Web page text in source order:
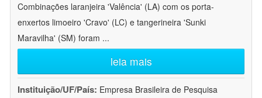
Combinações laranjeira 'Valência' (LA) com os porta-
enxertos limoeiro 'Cravo' (LC) e tangerineira 'Sunki
Maravilha' (SM) foram ...
leia mais
Instituição/UF/País: Empresa Brasileira de Pesquisa